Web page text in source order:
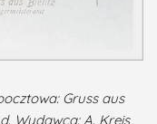
Gruss aus
Wydawca: A. Kreis,